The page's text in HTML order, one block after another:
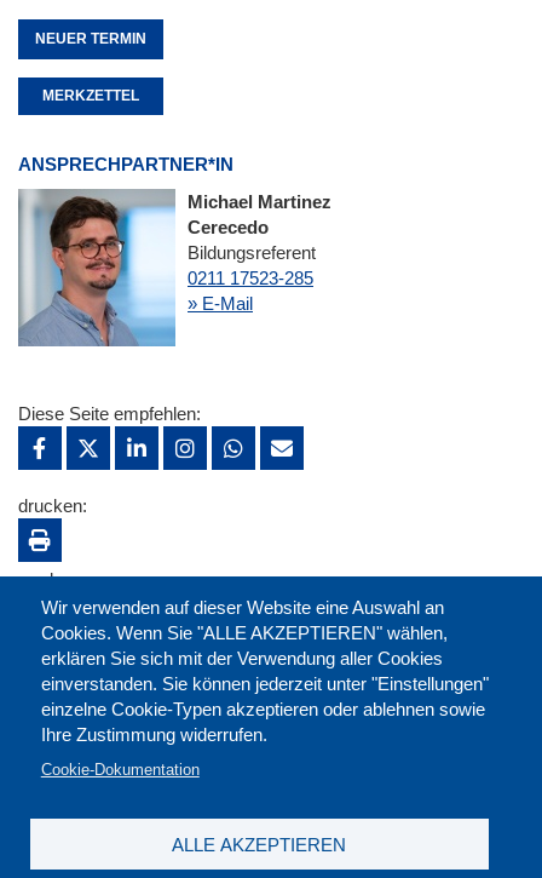
NEUER TERMIN
MERKZETTEL
ANSPRECHPARTNER*IN
Michael Martinez
Cerecedo
Bildungsreferent
0211 17523-285
» E-Mail
Wir verwenden auf dieser Website eine Auswahl an
Cookies. Wenn Sie "ALLE AKZEPTIEREN" wählen,
erklären Sie sich mit der Verwendung aller Cookies
einverstanden. Sie können jederzeit unter "Einstellungen"
einzelne Cookie-Typen akzeptieren oder ablehnen sowie
Ihre Zustimmung widerrufen.
Cookie-Dokumentation
ALLE AKZEPTIEREN
Diese Seite empfehlen:
drucken:
merken: